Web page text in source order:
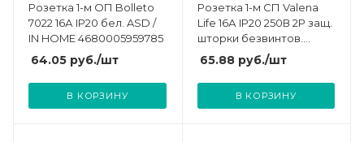
Розетка 1-м ОП Bolleto
7022 16А IP20 бел. ASD /
IN HOME 4680005959785
64.05 руб./шт
В КОРЗИНУ
Розетка 1-м СП Valena
Life 16А IP20 250В 2P защ.
шторки безвинтов.
клеммы с лицев.
панелью механизм сл.
кость Leg 753516
65.88руб./шт
В КОРЗИНУ